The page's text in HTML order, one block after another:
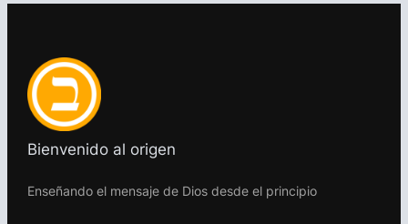
Bienvenido al origen
Enseñando el mensaje de Dios desde el principio